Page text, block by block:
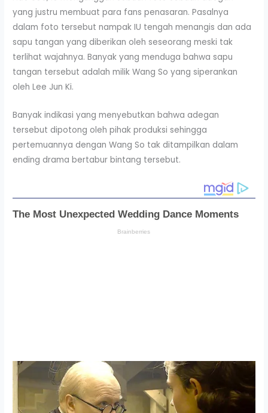
yang justru membuat para fans penasaran. Pasalnya
dalam foto tersebut nampak IU tengah menangis dan ada
sapu tangan yang diberikan oleh seseorang meski tak
terlihat wajahnya. Banyak yang menduga bahwa sapu
tangan tersebut adalah milik Wang So yang siperankan
oleh Lee Jun Ki.
Banyak indikasi yang menyebutkan bahwa adegan
tersebut dipotong oleh pihak produksi sehingga
pertemuannya dengan Wang So tak ditampilkan dalam
ending drama bertabur bintang tersebut.